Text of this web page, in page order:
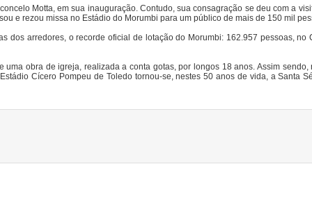
Motta, em sua inauguração. Contudo, sua consagração se deu com a
e rezou missa no Estádio do Morumbi para um público de mais de 150 mil
dos arredores, o recorde oficial de lotação do Morumbi: 162.957 pessoas, no
obra de igreja, realizada a conta gotas, por longos 18 anos. Assim sendo,
Cícero Pompeu de Toledo tornou-se, nestes 50 anos de vida, a Santa